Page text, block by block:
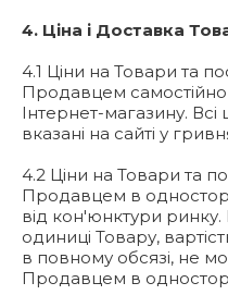
4. Ціна і Доставка
4.1 Ціни на Товари та
Продавцем самостійно
Інтернет-магазину. Всі
вказані на сайті у
4.2 Ціни на Товари та
Продавцем в
від кон'юнктури
одиниці Товару,
в повному обсязі, не
Продавцем в